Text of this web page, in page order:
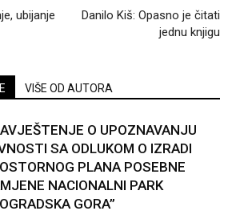
ubijanje
Danilo Kiš: Opasno je čitati
jednu knjigu
VIŠE OD AUTORA
O UPOZNAVANJU
SA ODLUKOM O IZRADI
PLANA POSEBNE
NACIONALNI PARK
GORA”